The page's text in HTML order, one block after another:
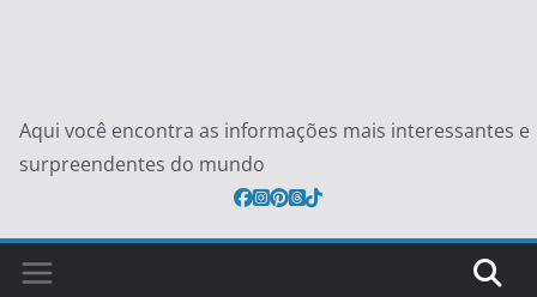
Aqui você encontra as informações mais interessantes e
surpreendentes do mundo